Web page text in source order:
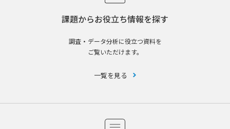
課題からお役立ち情報を探す
調査・データ分析に役立つ資料を
ご覧いただけます。
一覧を見る